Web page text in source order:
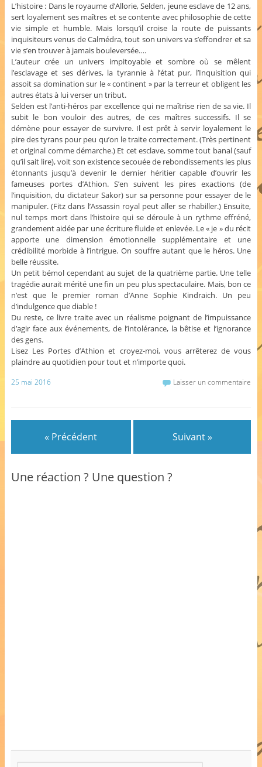
L’histoire : Dans le royaume d’Allorie, Selden, jeune esclave de 12 ans,
sert loyalement ses maîtres et se contente avec philosophie de cette
vie simple et humble. Mais lorsqu’il croise la route de puissants
inquisiteurs venus de Calmédra, tout son univers va s’effondrer et sa
vie s’en trouver à jamais bouleversée….
L’auteur crée un univers impitoyable et sombre où se mêlent
l’esclavage et ses dérives, la tyrannie à l’état pur, l’Inquisition qui
assoit sa domination sur le « continent » par la terreur et obligent les
autres états à lui verser un tribut.
Selden est l’anti-héros par excellence qui ne maîtrise rien de sa vie. Il
subit le bon vouloir des autres, de ces maîtres successifs. Il se
démène pour essayer de survivre. Il est prêt à servir loyalement le
pire des tyrans pour peu qu’on le traite correctement. (Très pertinent
et original comme démarche.) Et cet esclave, somme tout banal (sauf
qu’il sait lire), voit son existence secouée de rebondissements les plus
étonnants jusqu’à devenir le dernier héritier capable d’ouvrir les
fameuses portes d’Athion. S’en suivent les pires exactions (de
l’inquisition, du dictateur Sakor) sur sa personne pour essayer de le
manipuler. (Fitz dans l’Assassin royal peut aller se rhabiller.) Ensuite,
nul temps mort dans l’histoire qui se déroule à un rythme effréné,
grandement aidée par une écriture fluide et enlevée. Le « je » du récit
apporte une dimension émotionnelle supplémentaire et une
crédibilité morbide à l’intrigue. On souffre autant que le héros. Une
belle réussite.
Un petit bémol cependant au sujet de la quatrième partie. Une telle
tragédie aurait mérité une fin un peu plus spectaculaire. Mais, bon ce
n’est que le premier roman d’Anne Sophie Kindraich. Un peu
d’indulgence que diable !
Du reste, ce livre traite avec un réalisme poignant de l’impuissance
d’agir face aux événements, de l’intolérance, la bêtise et l’ignorance
des gens.
Lisez Les Portes d’Athion et croyez-moi, vous arrêterez de vous
plaindre au quotidien pour tout et n’importe quoi.
25 mai 2016 Laisser un commentaire
« Précédent Suivant »
Une réaction ? Une question ?